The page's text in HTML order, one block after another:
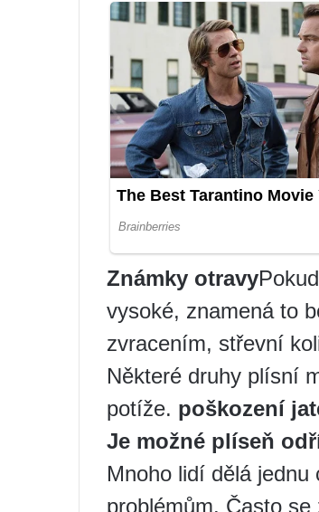
Známky otravy
vysoké, znamená to
zvracením, střevní
Některé druhy plísní
potíže. poškození
Je možné plíseň
Mnoho lidí dělá
problémům. Často